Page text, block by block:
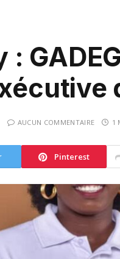
AUCUN COMMENTAIRE 1
Pinterest